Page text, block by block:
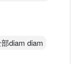
diam diam